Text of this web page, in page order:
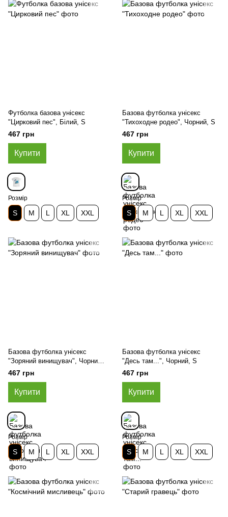
Футболка базова унісекс
"Цирковий пес", Білий, S
467 грн
Купити
Розмір
S M L XL XXL
Базова футболка унісекс
"Тихоходне родео", Чорний, S
467 грн
Купити
Розмір
S M L XL XXL
Базова футболка унісекс
"Зоряний винищувач", Чорний,
S
467 грн
Купити
Розмір
S M L XL XXL
Базова футболка унісекс
"Десь там...", Чорний, S
467 грн
Купити
Розмір
S M L XL XXL